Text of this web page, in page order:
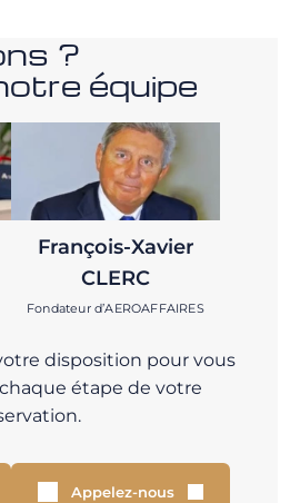
?
équipe
François-Xavier
CLERC
Fondateur d’AEROAFFAIRES
disposition pour vous
étape de votre
Appelez-nous